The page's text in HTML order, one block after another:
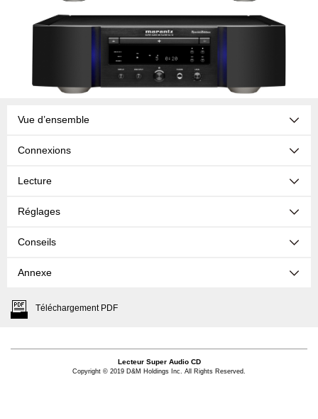
Vue d’ensemble
Connexions
Lecture
Réglages
Conseils
Annexe
Téléchargement PDF
Lecteur Super Audio CD
Copyright © 2019 D&M Holdings Inc. All Rights Reserved.